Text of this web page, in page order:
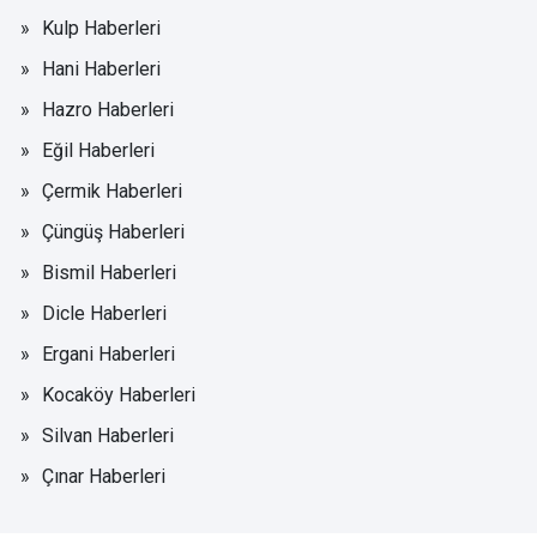
Kulp Haberleri
Hani Haberleri
Hazro Haberleri
Eğil Haberleri
Çermik Haberleri
Çüngüş Haberleri
Bismil Haberleri
Dicle Haberleri
Ergani Haberleri
Kocaköy Haberleri
Silvan Haberleri
Çınar Haberleri